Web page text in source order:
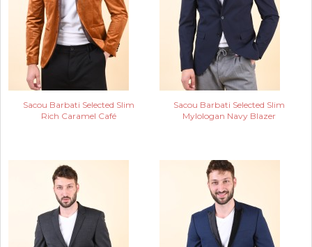
Sacou Barbati Selected Slim
Rich Caramel Café
Sacou Barbati Selected Slim
Mylologan Navy Blazer